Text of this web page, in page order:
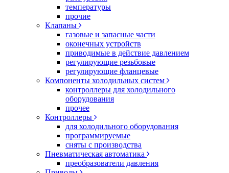
температуры
прочие
Клапаны
газовые и запасные части
оконечных устройств
приводимые в действие давлением
регулирующие резьбовые
регулирующие фланцевые
Компоненты холодильных систем
контроллеры для холодильного
оборудования
прочее
Контроллеры
для холодильного оборудования
программируемые
сняты с производства
Пневматическая автоматика
преобразователи давления